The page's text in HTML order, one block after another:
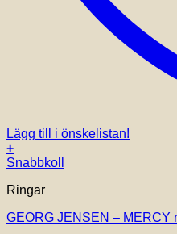
Lägg till i önskelistan!
+
Den
produkten
flera
Snabbkoll
Ringar
GEORG JENSEN – MERCY